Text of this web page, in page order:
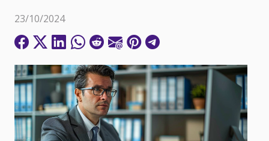
23/10/2024